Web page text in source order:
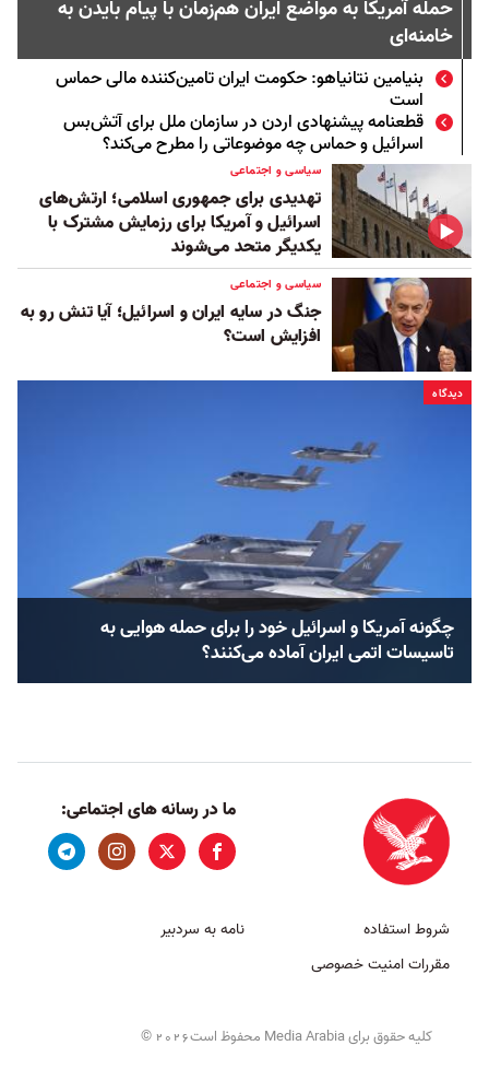
حمله آمریکا به مواضع ایران هم‌زمان با پیام بایدن به
خامنه‌ای
بنیامین نتانیاهو: حکومت ایران تامین‌کننده مالی حماس
است
قطعنامه پیشنهادی اردن در سازمان ملل برای آتش‌بس
اسرائیل و حماس چه موضوعاتی را مطرح می‌کند؟
سیاسی و اجتماعی
تهدیدی برای جمهوری اسلامی؛ ارتش‌های
اسرائیل و آمریکا برای رزمایش مشترک با
یکدیگر متحد می‌شوند
سیاسی و اجتماعی
جنگ در سایه ایران و اسرائیل؛ آیا تنش رو به
افزایش است؟
دیدگاه
چگونه آمریکا و اسرائیل خود را برای حمله هوایی به
تاسیسات اتمی ایران آماده می‌کنند؟
ما در رسانه های اجتماعی:
شروط استفاده
مقررات امنیت خصوصی
نامه به سردبیر
کلیه حقوق برای Media Arabia محفوظ است 2026
©